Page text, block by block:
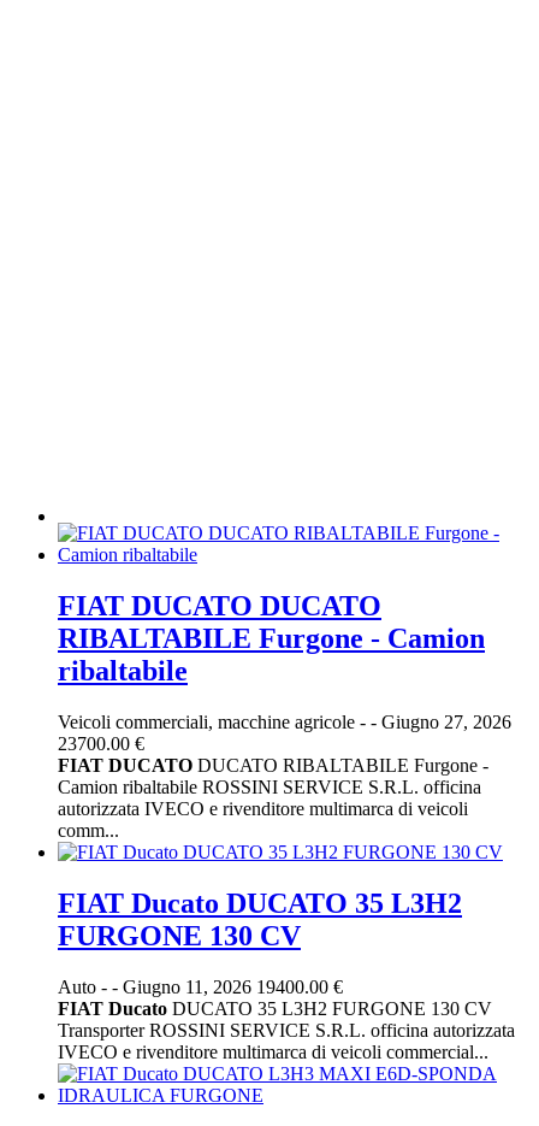
FIAT DUCATO DUCATO
RIBALTABILE Furgone - Camion
ribaltabile
Veicoli commerciali, macchine agricole - - Giugno 27, 2026
23700.00 €
FIAT DUCATO DUCATO RIBALTABILE Furgone -
Camion ribaltabile ROSSINI SERVICE S.R.L. officina
autorizzata IVECO e rivenditore multimarca di veicoli
comm...
FIAT Ducato DUCATO 35 L3H2
FURGONE 130 CV
Auto - - Giugno 11, 2026 19400.00 €
FIAT Ducato DUCATO 35 L3H2 FURGONE 130 CV
Transporter ROSSINI SERVICE S.R.L. officina autorizzata
IVECO e rivenditore multimarca di veicoli commercial...